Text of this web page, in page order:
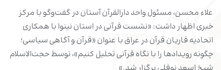
علاء محسن، مسئول واحد دارالقرآن آستان در گفت‌وگو با مرکز
خبری اظهار داشت: «نشست قرآنی در استان نینوا با همکاری
اتحادیه قاریان قرآن در عراق با عنوان «قرآن و آگاهی سیاسی؛
چگونه رویدادها را با نگاه قرآنی تحلیل کنیم»، توسط حجت‌الاسلام